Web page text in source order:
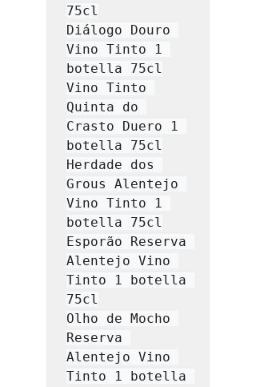
75cl
Diálogo Douro
Vino Tinto 1
botella 75cl
Vino Tinto
Quinta do
Crasto Duero 1
botella 75cl
Herdade dos
Grous Alentejo
Vino Tinto 1
botella 75cl
Esporão Reserva
Alentejo Vino
Tinto 1 botella
75cl
Olho de Mocho
Reserva
Alentejo Vino
Tinto 1 botella